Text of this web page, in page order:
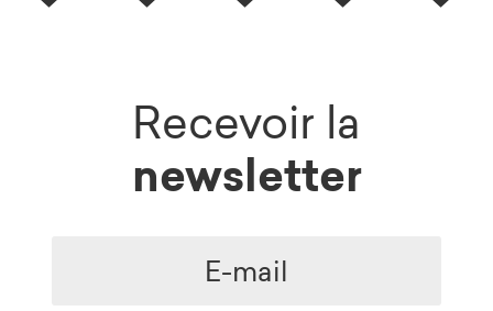
Recevoir la
newsletter